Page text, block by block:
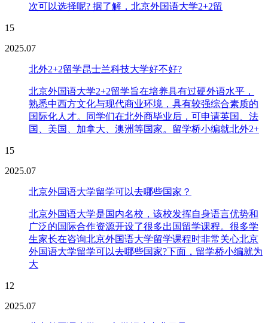
次可以选择呢? 据了解，北京外国语大学2+2留
15
2025.07
北外2+2留学昆士兰科技大学好不好?
北京外国语大学2+2留学旨在培养具有过硬外语水平，
熟悉中西方文化与现代商业环境，具有较强综合素质的
国际化人才。同学们在北外商毕业后，可申请英国、法
国、美国、加拿大、澳洲等国家。留学桥小编就北外2+
15
2025.07
北京外国语大学留学可以去哪些国家？
北京外国语大学是国内名校，该校发挥自身语言优势和
广泛的国际合作资源开设了很多出国留学课程。很多学
生家长在咨询北京外国语大学留学课程时非常关心北京
外国语大学留学可以去哪些国家?下面，留学桥小编就为
大
12
2025.07